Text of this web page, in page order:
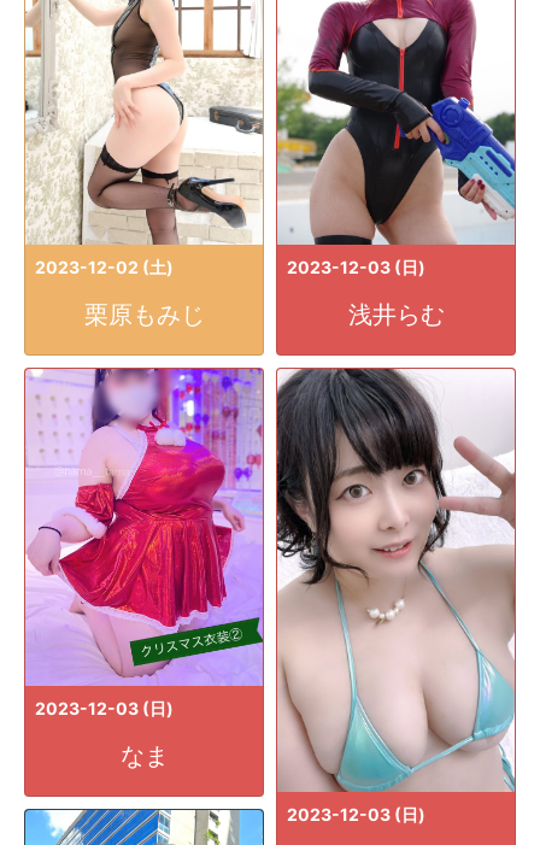
2023-12-02 (土)
栗原もみじ
2023-12-03 (日)
浅井らむ
2023-12-03 (日)
なま
2023-12-03 (日)